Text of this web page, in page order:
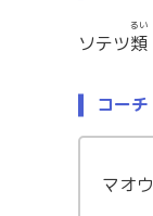
ソテツ類
るい
コーチ
マオウ